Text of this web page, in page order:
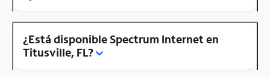
¿Está disponible Spectrum Internet en
Titusville, FL?